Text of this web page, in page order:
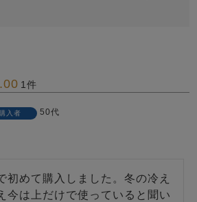
1
入者
50代
初めて購入しました。冬の冷え
今は上だけで使っていると聞い